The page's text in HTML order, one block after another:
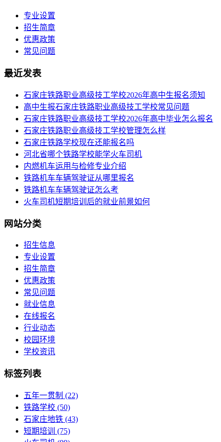
专业设置
招生简章
优惠政策
常见问题
最近发表
​石家庄铁路职业高级技工学校2026年高中生报名须知
高中生报石家庄铁路职业高级技工学校常见问题
石家庄铁路职业高级技工学校2026年高中毕业怎么报名
石家庄铁路职业高级技工学校管理怎么样
石家庄铁路学校现在还能报名吗
河北省哪个铁路学校能学火车司机
内燃机车运用与检修专业介绍
铁路机车车辆驾驶证从哪里报名
铁路机车车辆驾驶证怎么考
火车司机短期培训后的就业前景如何
网站分类
招生信息
专业设置
招生简章
优惠政策
常见问题
就业信息
在线报名
行业动态
校园环境
学校资讯
标签列表
五年一贯制 (22)
铁路学校 (50)
石家庄地铁 (43)
短期培训
(75)